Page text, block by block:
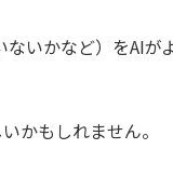
いかなど）をAIが
かもしれません。